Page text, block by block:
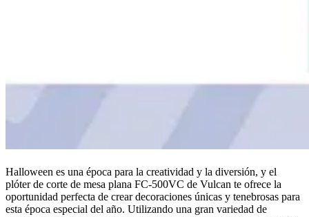
Halloween es una época para la creatividad y la diversión, y el
plóter de corte de mesa plana FC-500VC de Vulcan te ofrece la
oportunidad perfecta de crear decoraciones únicas y tenebrosas para
esta época especial del año. Utilizando una gran variedad de